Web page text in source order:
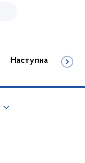
Наступна